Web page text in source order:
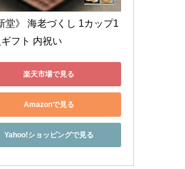
堂》 海老づくし 1カップ1
フト 内祝い
楽天市場で見る
Amazonで見る
Yahoo!ショッピングで見る